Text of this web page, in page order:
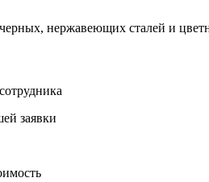
черных, нержавеющих сталей и
заявки